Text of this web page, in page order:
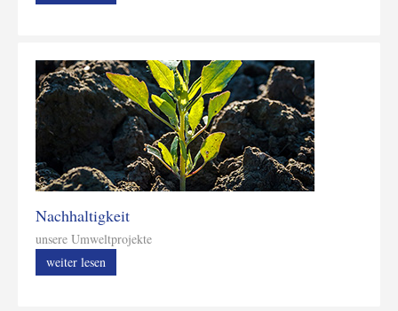
Nachhaltigkeit
unsere Umweltprojekte
weiter lesen